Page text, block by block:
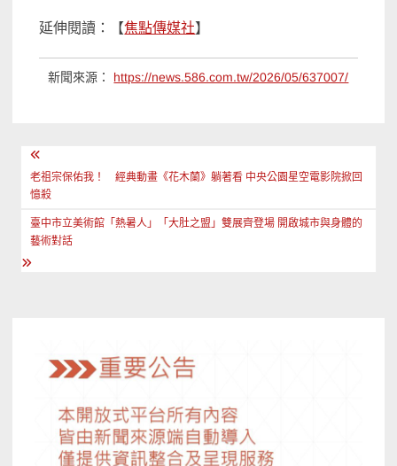
延伸閱讀：【焦點傳媒社】
新聞來源： https://news.586.com.tw/2026/05/637007/
文
章
導
覽
老祖宗保佑我！ 經典動畫《花木蘭》躺著看 中央公園星空電影院掀回
憶殺
臺中市立美術館「熱暑人」「大肚之盟」雙展齊登場 開啟城市與身體的
藝術對話